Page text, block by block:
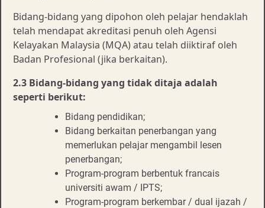
Bidang-bidang yang dipohon oleh pelajar hendaklah
telah mendapat akreditasi penuh oleh Agensi
Kelayakan Malaysia (MQA) atau telah diiktiraf oleh
Badan Profesional (jika berkaitan).
2.3 Bidang-bidang yang tidak ditaja adalah
seperti berikut:
Bidang pendidikan;
Bidang berkaitan penerbangan yang
memerlukan pelajar mengambil lesen
penerbangan;
Program-program berbentuk francais
universiti awam / IPTS;
Program-program berkembar / dual ijazah /